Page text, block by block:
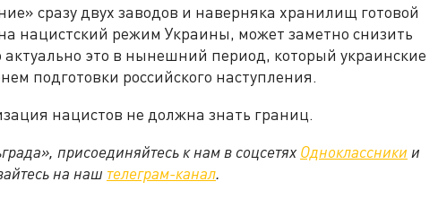
сразу двух заводов и наверняка хранилищ готовой
нацистский режим Украины, может заметно снизить
это в нынешний период, который украинские
подготовки российского наступления.
нацистов не должна знать границ.
присоединяйтесь к нам в соцсетях Одноклассники и
на наш телеграм-канал.